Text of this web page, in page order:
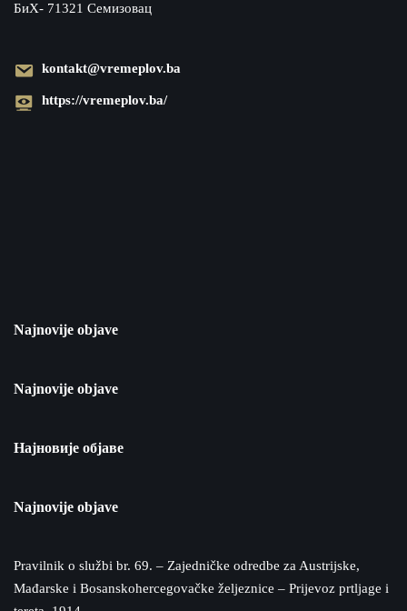
БиХ- 71321 Семизовац
kontakt@vremeplov.ba
https://vremeplov.ba/
Najnovije objave
Najnovije objave
Најновије објаве
Najnovije objave
Pravilnik o službi br. 69. – Zajedničke odredbe za Austrijske,
Mađarske i Bosanskohercegovačke željeznice – Prijevoz prtljage i